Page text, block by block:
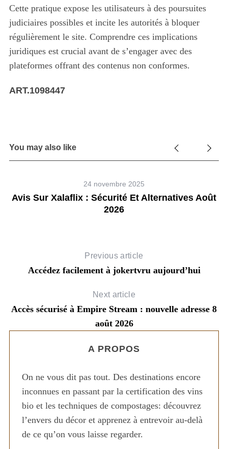
Cette pratique expose les utilisateurs à des poursuites
judiciaires possibles et incite les autorités à bloquer
régulièrement le site. Comprendre ces implications
juridiques est crucial avant de s’engager avec des
plateformes offrant des contenus non conformes.
ART.1098447
You may also like
24 novembre 2025
Avis Sur Xalaflix : Sécurité Et Alternatives Août
2026
Previous article
Accédez facilement à jokertvru aujourd’hui
Next article
Accès sécurisé à Empire Stream : nouvelle adresse 8
août 2026
A PROPOS
On ne vous dit pas tout. Des destinations encore
inconnues en passant par la certification des vins
bio et les techniques de compostages: découvrez
l’envers du décor et apprenez à entrevoir au-delà
de ce qu’on vous laisse regarder.